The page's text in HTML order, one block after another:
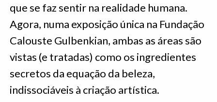
que se faz sentir na realidade humana.
Agora, numa exposição única na Fundação
Calouste Gulbenkian, ambas as áreas são
vistas (e tratadas) como os ingredientes
secretos da equação da beleza,
indissociáveis à criação artística.